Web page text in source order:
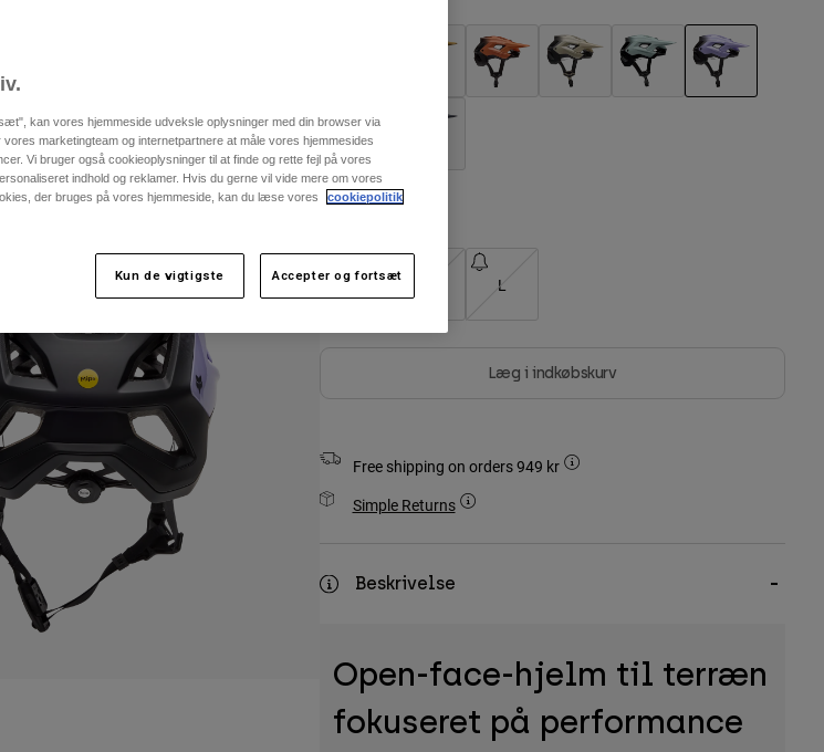
S L
Læg i indkøbskurv
Free shipping on orders 949 kr
Simple Returns
Beskrivelse
Open-face-hjelm til terræn
fokuseret på performance
kan vores hjemmeside udveksle oplysninger med din browser via
marketingteam og internetpartnere at måle vores hjemmesides
Vi bruger også cookieoplysninger til at finde og rette fejl på vores
indhold og reklamer. Hvis du gerne vil vide mere om vores
der bruges på vores hjemmeside, kan du læse vores
cookiepolitik
Kun de vigtigste Accepter og fortsæt